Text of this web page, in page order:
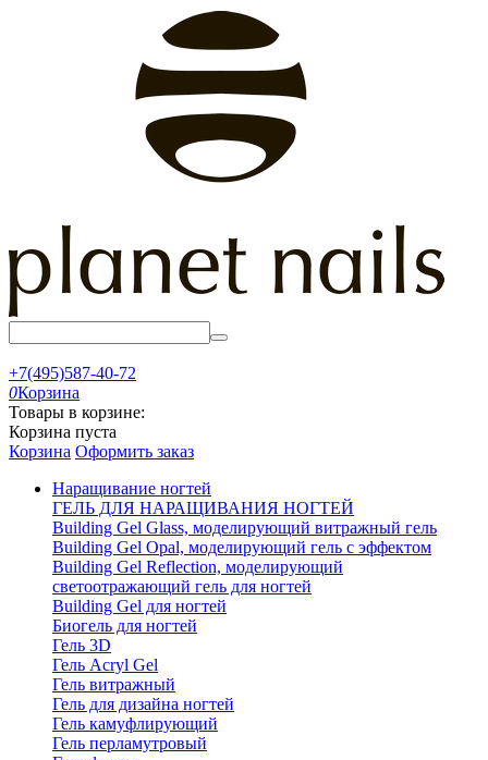
+7(495)587-40-72
0Корзина
Товары в корзине:
Корзина пуста
Корзина Оформить заказ
Наращивание ногтей
ГЕЛЬ ДЛЯ НАРАЩИВАНИЯ НОГТЕЙ
Building Gel Glass, моделирующий витражный гель
Building Gel Opal, моделирующий гель с эффектом
Building Gel Reflection, моделирующий
светоотражающий гель для ногтей
Building Gel для ногтей
Биогель для ногтей
Гель 3D
Гель Acryl Gel
Гель витражный
Гель для дизайна ногтей
Гель камуфлирующий
Гель перламутровый